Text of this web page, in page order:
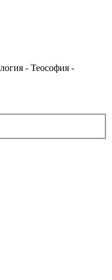
- Теософия -